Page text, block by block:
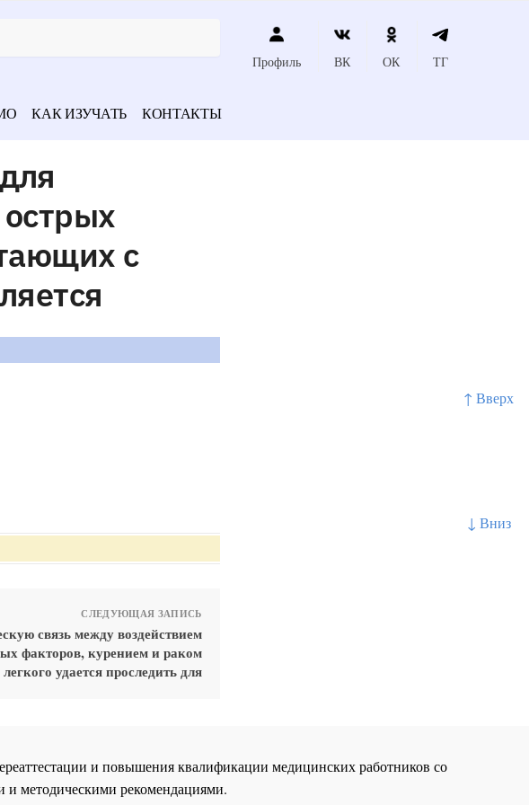
↑ Вверх
↓ Вниз
Профиль ВК ОК ТГ
КАК ИЗУЧАТЬ КОНТАКТЫ
с
СЛЕДУЮЩАЯ ЗАПИСЬ
связь между воздействием
факторов, курением и раком
легкого удается проследить для
и повышения квалификации медицинских работников со
методическими рекомендациями.